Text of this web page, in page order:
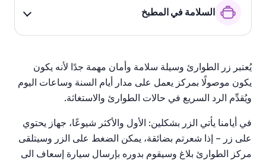
السلامة في المطبخ
يُعتبر زر الطوارئ وسيلة سلامة وأمان مهمة جدًا لأنه يكون
يكون موصولًا بمركز يعمل على مدار أيام السنة وساعات اليوم
ويُقدِّم الرد السريع في حالات الطوارئ والاستغاثة.
في أيامنا يأتي الزر بشكلين: الأول والأكثر شيوعًا، جهاز يحتوي
على زر – إذا شعرتم بضائقة، يمكن الضغط على الزر وسيتلقى
مركز الطوارئ بلاغ وسيقوم بدوره بإرسال سيارة إسعاف الى